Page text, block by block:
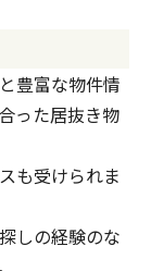
豊富な物件情
った居抜き物
も受けられま
しの経験のな